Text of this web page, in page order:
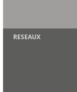
RESEAUX